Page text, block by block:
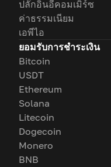
ปลั๊กอินอีคอมเมิร์ซ
ค่าธรรมเนียม
เอพีไอ
ยอมรับการชำระเงิน
Bitcoin
USDT
Ethereum
Solana
Litecoin
Dogecoin
Monero
BNB